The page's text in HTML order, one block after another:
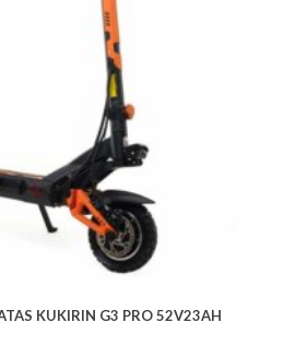
KUKIRIN G3 PRO 52V23AH